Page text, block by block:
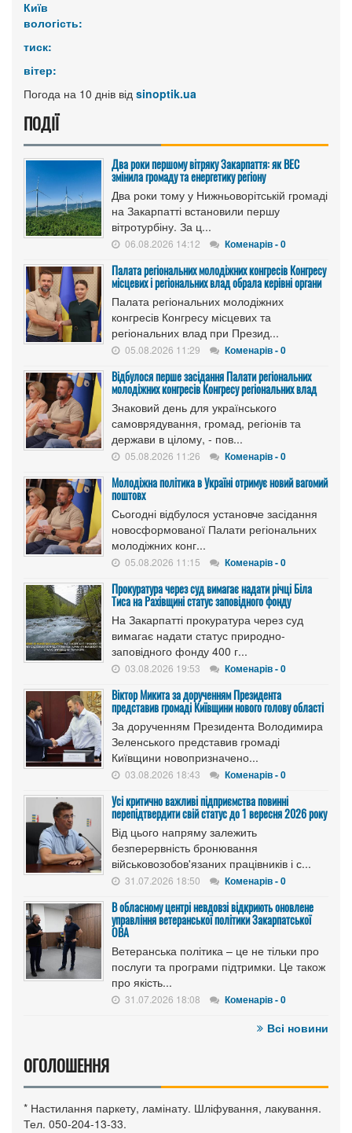
Київ
вологість:
тиск:
вітер:
Погода на 10 днів від sinoptik.ua
ПОДІЇ
Два роки першому вітряку Закарпаття: як ВЕС
змінила громаду та енергетику регіону
Два роки тому у Нижньоворітській громаді
на Закарпатті встановили першу
вітротурбіну. За ц...
06.08.2026 14:12 Коменарів - 0
Палата регіональних молодіжних конгресів Конгресу
місцевих і регіональних влад обрала керівні органи
Палата регіональних молодіжних
конгресів Конгресу місцевих та
регіональних влад при Презид...
05.08.2026 11:29 Коменарів - 0
Відбулося перше засідання Палати регіональних
молодіжних конгресів Конгресу регіональних влад
Знаковий день для українського
самоврядування, громад, регіонів та
держави в цілому, - пов...
05.08.2026 11:26 Коменарів - 0
Молодіжна політика в Україні отримує новий вагомий
поштовх
Сьогодні відбулося установче засідання
новосформованої Палати регіональних
молодіжних конг...
05.08.2026 11:15 Коменарів - 0
Прокуратура через суд вимагає надати річці Біла
Тиса на Рахівщині статус заповідного фонду
На Закарпатті прокуратура через суд
вимагає надати статус природно-
заповідного фонду 400 г...
03.08.2026 19:53 Коменарів - 0
Віктор Микита за дорученням Президента
представив громаді Київщини нового голову області
За дорученням Президента Володимира
Зеленського представив громаді
Київщини новопризначено...
03.08.2026 18:43 Коменарів - 0
Усі критично важливі підприємства повинні
перепідтвердити свій статус до 1 вересня 2026 року
Від цього напряму залежить
безперервність бронювання
військовозобов'язаних працівників і с...
31.07.2026 18:50 Коменарів - 0
В обласному центрі невдовзі відкриють оновлене
управління ветеранської політики Закарпатської
ОВА
Ветеранська політика – це не тільки про
послуги та програми підтримки. Це також
про якість...
31.07.2026 18:08 Коменарів - 0
Всі новини
ОГОЛОШЕННЯ
* Настилання паркету, ламінату. Шліфування, лакування.
Тел. 050-204-13-33.